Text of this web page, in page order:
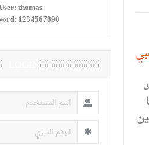
القاضي محمود أحمد فريحات..
thomas
1234567890